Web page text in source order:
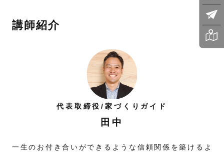
講師紹介
代表取締役/家づくりガイド
田中
一生のお付き合いができるような信頼関係を築けるよ